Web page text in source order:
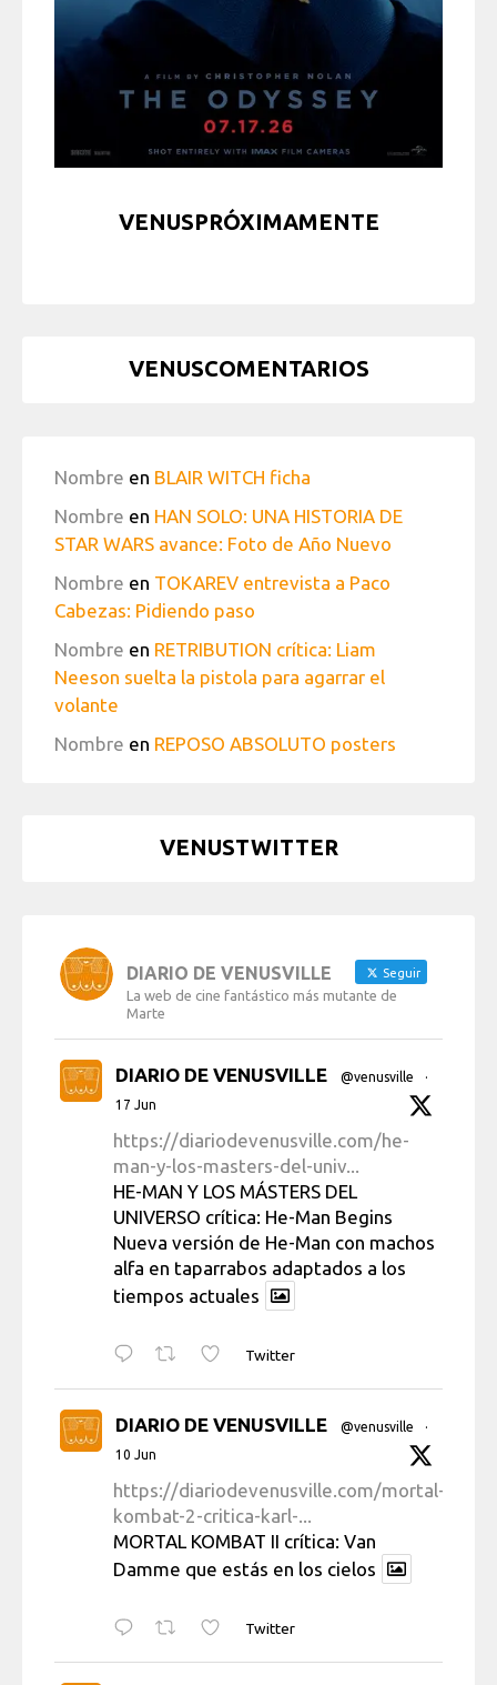
VENUSPRÓXIMAMENTE
VENUSCOMENTARIOS
Nombre en BLAIR WITCH ficha
Nombre en HAN SOLO: UNA HISTORIA DE
STAR WARS avance: Foto de Año Nuevo
Nombre en TOKAREV entrevista a Paco
Cabezas: Pidiendo paso
Nombre en RETRIBUTION crítica: Liam
Neeson suelta la pistola para agarrar el
volante
Nombre en REPOSO ABSOLUTO posters
VENUSTWITTER
DIARIO DE VENUSVILLE Seguir
La web de cine fantástico más mutante de
Marte
DIARIO DE VENUSVILLE @venusville
·
17 Jun
https://diariodevenusville.com/he-
man-y-los-masters-del-univ...
HE-MAN Y LOS MÁSTERS DEL
UNIVERSO crítica: He-Man Begins
Nueva versión de He-Man con machos
alfa en taparrabos adaptados a los
tiempos actuales
Twitter
DIARIO DE VENUSVILLE @venusville
·
10 Jun
https://diariodevenusville.com/mortal-
kombat-2-critica-karl-...
MORTAL KOMBAT II crítica: Van
Damme que estás en los cielos
Twitter